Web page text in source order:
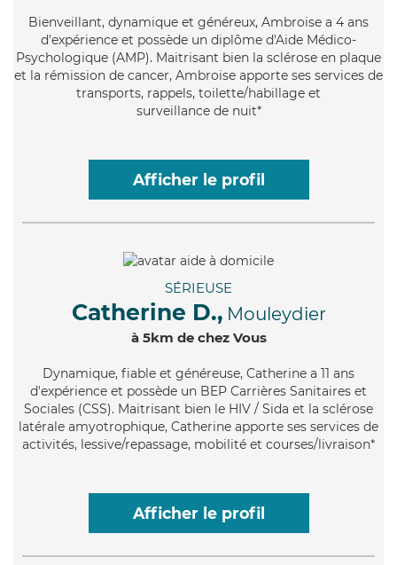
Bienveillant, dynamique et généreux, Ambroise a 4 ans
d'expérience et possède un diplôme d'Aide Médico-
Psychologique (AMP). Maitrisant bien la sclérose en plaque
et la rémission de cancer, Ambroise apporte ses services de
transports, rappels, toilette/habillage et
surveillance de nuit*
Afficher le profil
SÉRIEUSE
Catherine D., Mouleydier
à 5km de chez Vous
Dynamique, fiable et généreuse, Catherine a 11 ans
d'expérience et possède un BEP Carrières Sanitaires et
Sociales (CSS). Maitrisant bien le HIV / Sida et la sclérose
latérale amyotrophique, Catherine apporte ses services de
activités, lessive/repassage, mobilité et courses/livraison*
Afficher le profil